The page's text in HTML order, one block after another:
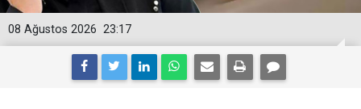
23:17
08 Ağustos 2026